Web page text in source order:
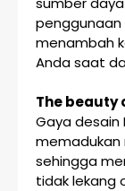
penggunaan
menambah
Anda saat
The beauty
Gaya desain
memadukan
sehingga
tidak lekang